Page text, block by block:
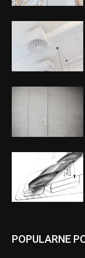
POPULARNE